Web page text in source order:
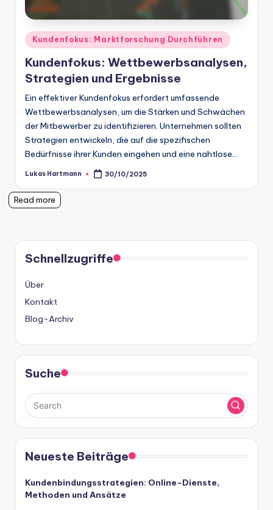
Posted
in
Kundenfokus: Marktforschung Durchführen
Kundenfokus: Wettbewerbsanalysen,
Strategien und Ergebnisse
Ein effektiver Kundenfokus erfordert umfassende
Wettbewerbsanalysen, um die Stärken und Schwächen
der Mitbewerber zu identifizieren. Unternehmen sollten
Strategien entwickeln, die auf die spezifischen
Bedürfnisse ihrer Kunden eingehen und eine nahtlose…
Posted
Lukas Hartmann 30/10/2025
Read more
Schnellzugriffe
Über
Kontakt
Blog-Archiv
Suche
Neueste Beiträge
Kundenbindungsstrategien: Online-Dienste,
Methoden und Ansätze